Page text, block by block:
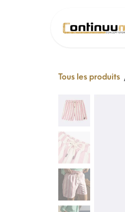
Tous les produits